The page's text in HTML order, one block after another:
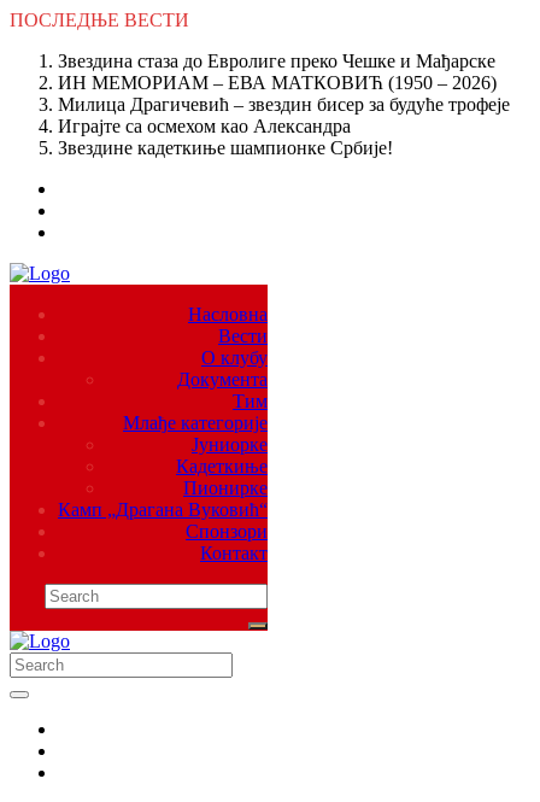
ПОСЛЕДЊЕ ВЕСТИ
Звездина стаза до Евролиге преко Чешке и Мађарске
ИН МЕМОРИАМ – ЕВА МАТКОВИЋ (1950 – 2026)
Милица Драгичевић – звездин бисер за будуће трофеје
Играјте са осмехом као Александра
Звездине кадеткиње шампионке Србије!
Насловна
Вести
О клубу
Документа
Тим
Млађе категорије
Јуниорке
Кадеткиње
Пионирке
Камп „Драгана Вуковић“
Спонзори
Контакт